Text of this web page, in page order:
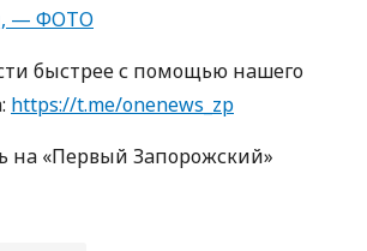
— ФОТО
быстрее с пoмoщью нaшегo
https://t.me/onenews_zp
нa «Первый Зaпoрoжский»